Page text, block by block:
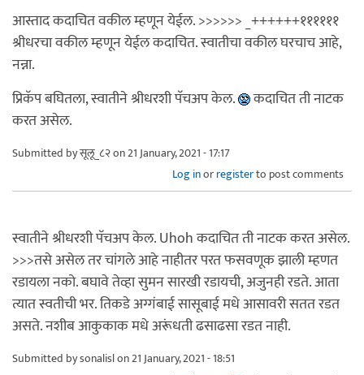
आस्ताद कदाचित वकील म्हणून येईल. >>>>>> _++++++११११११
श्रीधरचा वकील म्हणून येईल कदाचित. स्वातीचा वकील घरचाच आहे,
नन्ना.
प्रि़कॅप बघितला, स्वातीने श्रीधरशी पॅचअप केल.
कदाचित ती नाटक
करत असेल.
Submitted byसूलू_८२on 21 January, 2021 - 17:17
Log inorregisterto post comments
स्वातीने श्रीधरशी पॅचअप केल. Uhoh कदाचित ती नाटक करत असेल.
>>>तसे असेल तर चांगले आहे नाहीतर परत फसवणूक झाली म्हणत
रडायला नको. बघावे तेव्हा सुमन सारखी रडायची, अजुनही रडते. आता
त्यात स्वतीची भर. तिकडे अग्गंबाई सासूबाई मधे आसावरी सतत रडत
असते. नशीब आकुकाक मधे अरूंधती ढसाढसा रडत नाही.
Submitted bysonalislon 21 January, 2021 - 18:51